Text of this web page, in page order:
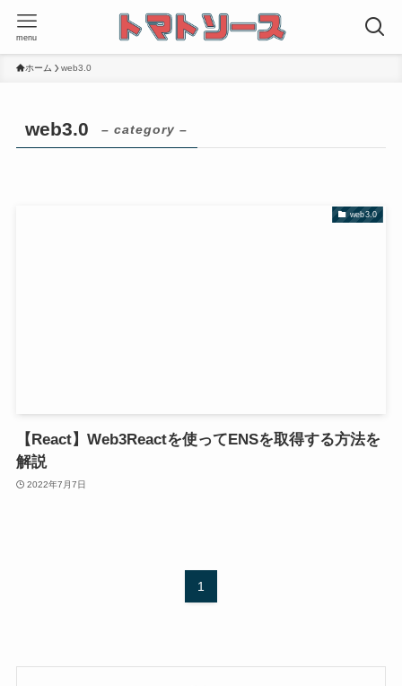
menu
ホーム web3.0
web3.0 – category –
web3.0
【React】Web3Reactを使ってENSを取得する方法を
解説
2022年7月7日
1